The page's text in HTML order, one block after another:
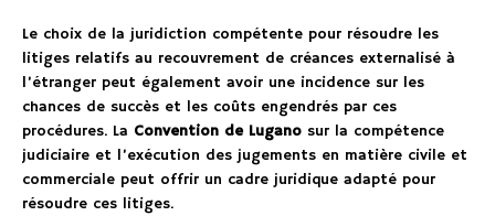
Le choix de la juridiction compétente pour résoudre les
litiges relatifs au recouvrement de créances externalisé à
l’étranger peut également avoir une incidence sur les
chances de succès et les coûts engendrés par ces
procédures. La Convention de Lugano sur la compétence
judiciaire et l’exécution des jugements en matière civile et
commerciale peut offrir un cadre juridique adapté pour
résoudre ces litiges.